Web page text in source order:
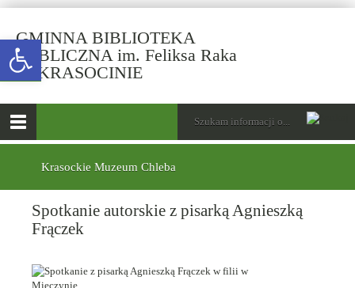
Open toolbar
GMINNA BIBLIOTEKA
PUBLICZNA im. Feliksa Raka
W KRASOCINIE-
autorskie
pisarką
Agnieszką
Frączek
górne
Otwórz
menu
wpisz
szukaną
Krasockie Muzeum Chleba
Spotkanie autorskie z pisarką Agnieszką
Frączek